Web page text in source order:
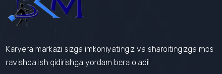
Karyera markazi sizga imkoniyatingiz va sharoitingizga mos
ravishda ish qidirishga yordam bera oladi!